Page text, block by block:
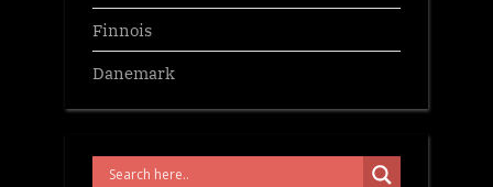
Finnois
Danemark